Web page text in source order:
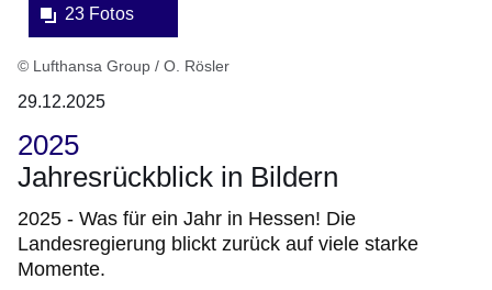
23 Fotos
© Lufthansa Group / O. Rösler
29.12.2025
2025
Jahresrückblick in Bildern
2025 - Was für ein Jahr in Hessen! Die
Landesregierung blickt zurück auf viele starke
Momente.